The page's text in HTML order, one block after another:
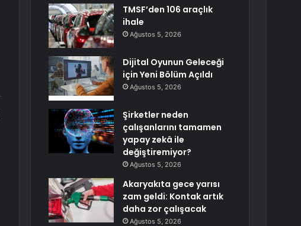
TMSF’den 106 araçlık
ihale
Ağustos 5, 2026
Dijital Oyunun Geleceği
için Yeni Bölüm Açıldı
Ağustos 5, 2026
Şirketler neden
çalışanlarını tamamen
yapay zekâ ile
değiştiremiyor?
Ağustos 5, 2026
Akaryakıta gece yarısı
zam geldi: Kontak artık
daha zor çalışacak
Ağustos 5, 2026